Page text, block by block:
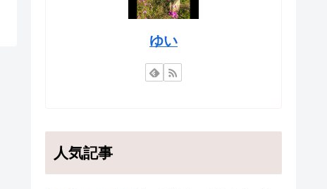
ゆい
人気記事